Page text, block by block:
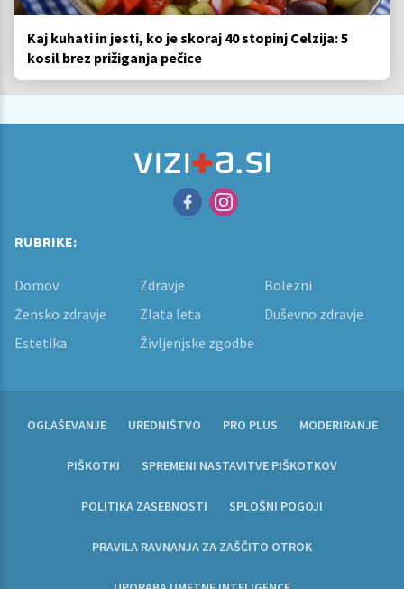
Kaj kuhati in jesti, ko je skoraj 40 stopinj Celzija: 5
kosil brez prižiganja pečice
RUBRIKE:
Domov Zdravje
Bolezni
Žensko zdravje
Zlata leta
Duševno zdravje
Estetika
Življenjske zgodbe
OGLAŠEVANJE UREDNIŠTVO PRO PLUS MODERIRANJE
PIŠKOTKI SPREMENI NASTAVITVE PIŠKOTKOV
POLITIKA ZASEBNOSTI SPLOŠNI POGOJI
PRAVILA RAVNANJA ZA ZAŠČITO OTROK